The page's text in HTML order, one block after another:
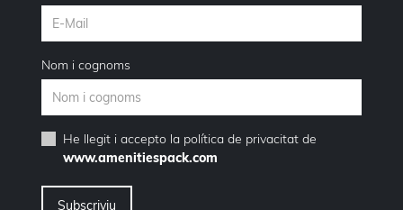
Nom i cognoms
He llegit i accepto la política de privacitatde
www.amenitiespack.com